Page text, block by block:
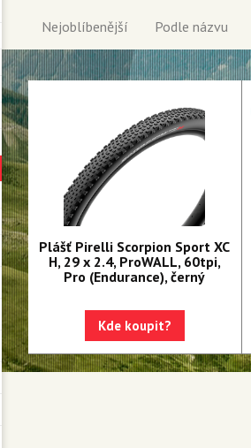
Nejoblíbenější Podle názvu
Plášť Pirelli Scorpion Sport XC
H, 29 x 2.4, ProWALL, 60tpi,
Pro (Endurance), černý
Kde koupit?